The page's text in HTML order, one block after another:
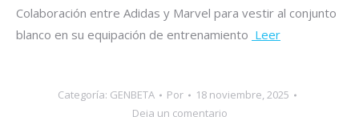
Colaboración entre Adidas y Marvel para vestir al conjunto
blanco en su equipación de entrenamiento Leer
Categoría: GENBETA Por
18 noviembre, 2025
Deja un comentario